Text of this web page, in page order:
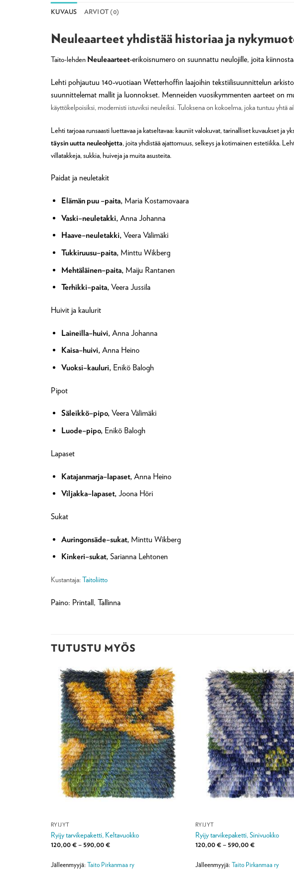
KUVAUS ARVIOT (0)
Neuleaarteet yhdistää historiaa ja
Taito-lehden Neuleaarteet-erikoisnumero on suunnattu neulojille, joita
Lehti pohjautuu 140‑vuotiaan Wetterhoffin laajoihin tekstiilisuunnittelun
suunnittelemat mallit ja luonnokset. Menneiden vuosikymmenten aarteet on
käyttökelpoisiksi, modernisti istuviksi neuleiksi. Tuloksena on kokoelma, joka tuntuu yhtä
Lehti tarjoaa runsaasti luettavaa ja katseltavaa: kauniit valokuvat, tarinalliset kuvaukset
täysin uutta neuleohjetta, joita yhdistää ajattomuus, selkeys ja kotimainen estetiikka.
villatakkeja, sukkia, huiveja ja muita asusteita.
Paidat ja neuletakit
Elämän puu –paita, Maria Kostamovaara
Vaski–neuletakki, Anna Johanna
Haave–neuletakki, Veera Välimäki
Tukkiruusu–paita, Minttu Wikberg
Mehtäläinen–paita, Maiju Rantanen
Terhikki–paita, Veera Jussila
Huivit ja kaulurit
Laineilla–huivi, Anna Johanna
Kaisa–huivi, Anna Heino
Vuoksi–kauluri, Enikö Balogh
Pipot
Säleikkö–pipo, Veera Välimäki
Luode–pipo, Enikö Balogh
Lapaset
Katajanmarja–lapaset, Anna Heino
Viljakka–lapaset, Joona Höri
Sukat
Auringonsäde–sukat, Minttu Wikberg
Kinkeri–sukat, Sarianna Lehtonen
Kustantaja:Taitoliitto
Paino: Printall, Tallinna
TUTUSTU MYÖS
RYIJYT
Ryijy tarvikepaketti, Keltavuokko
120,00€– 590,00€Hintaluokka:
590,00 €
Jälleenmyyjä: Taito Pirkanmaa ry
RYIJYT
Ryijy tarvikepaketti, Sinivuokko
120,00€– 590,00€Hintaluokka:
590,00 €
Jälleenmyyjä: Taito Pirkanmaa ry